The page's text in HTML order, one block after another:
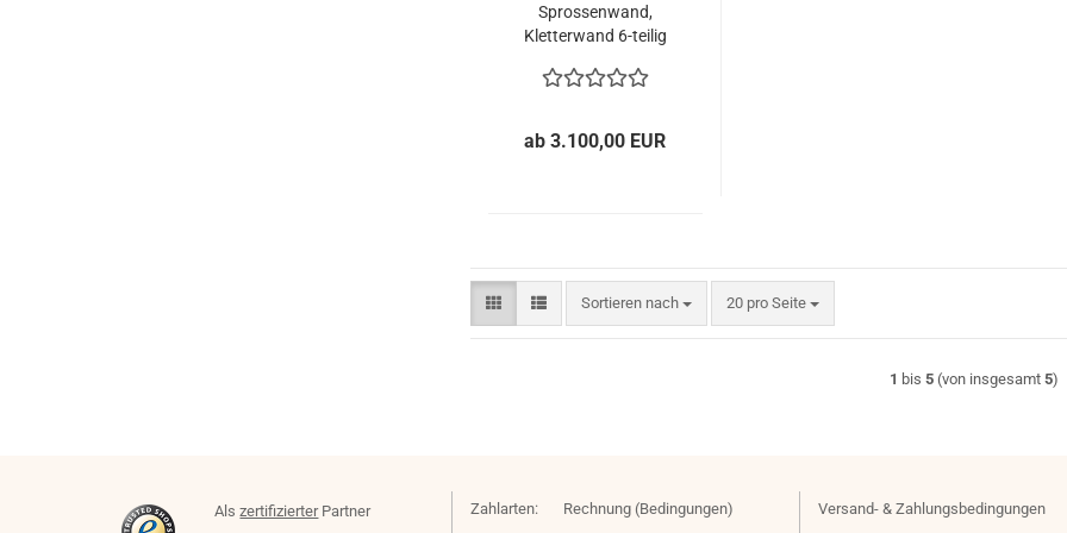
Sprossenwand,
Kletterwand 6-teilig
ab 3.100,00 EUR
Sortieren nach
Sortieren nach 20 pro Seite
pro Seite
1 bis5 (von insgesamt5)
AlszertifizierterPartner Zahlarten: Rechnung (Bedingungen) Versand- & Zahlungsbedingungen